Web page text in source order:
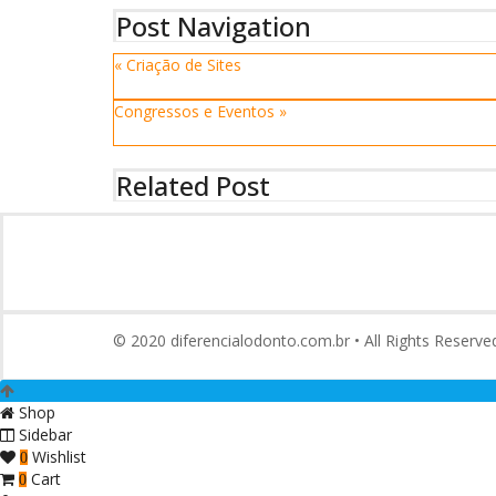
Post Navigation
« Criação de Sites
Congressos e Eventos »
Related Post
© 2020 diferencialodonto.com.br • All Rights
Shop
Sidebar
0 Wishlist
0 Cart